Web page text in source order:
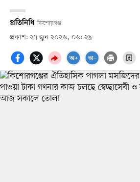
প্রতিনিধি কিশোরগঞ্জ
প্রকাশ: ২৭ জুন ২০২৬, ০৬: ২৯